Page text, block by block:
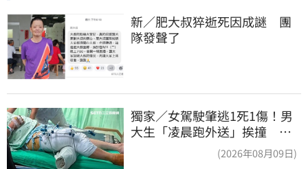
新／肥大叔猝逝死因成謎　團
隊發聲了
獨家／女駕駛肇逃1死1傷！男
大生「凌晨跑外送」挨撞 媽
(2026年08月09日)